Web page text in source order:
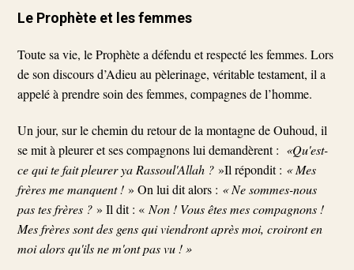
Le Prophète et les femmes
Toute sa vie, le Prophète a défendu et respecté les femmes. Lors
de son discours d’Adieu au pèlerinage, véritable testament, il a
appelé à prendre soin des femmes, compagnes de l’homme.
Un jour, sur le chemin du retour de la montagne de Ouhoud, il
se mit à pleurer et ses compagnons lui demandèrent : «Qu'est-
ce qui te fait pleurer ya Rassoul'Allah ? »Il répondit : « Mes
frères me manquent ! » On lui dit alors : « Ne sommes-nous
pas tes frères ? » Il dit : « Non ! Vous êtes mes compagnons !
Mes frères sont des gens qui viendront après moi, croiront en
moi alors qu'ils ne m'ont pas vu ! »